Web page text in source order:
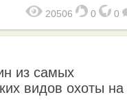
20506 0 0
из самых
видов охоты на